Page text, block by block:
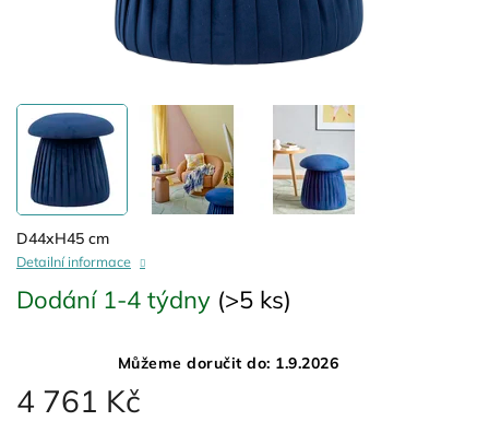
4 761 Kč
Dodání 1-4 týdny (>5 ks)
Můžeme doručit do: 1.9.2026
D44xH45 cm
Detailní informace